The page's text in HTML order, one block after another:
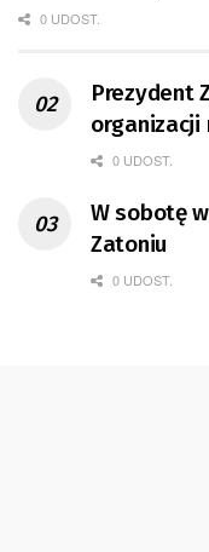
0 UDOST.
Prezydent
organizacji
0 UDOST.
W sobotę
Zatoniu
0 UDOST.